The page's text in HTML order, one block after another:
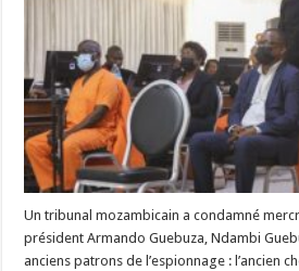
Un tribunal mozambicain a condamné
président Armando Guebuza, Ndambi
anciens patrons de l’espionnage : l’ancien